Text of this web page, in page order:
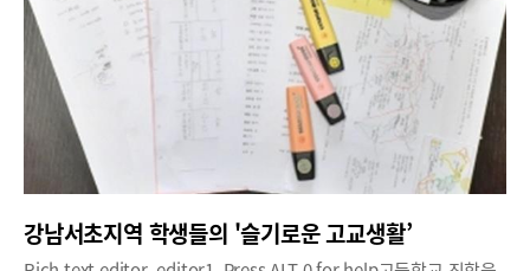
강남서초지역 학생들의 '슬기로운 고교생활’